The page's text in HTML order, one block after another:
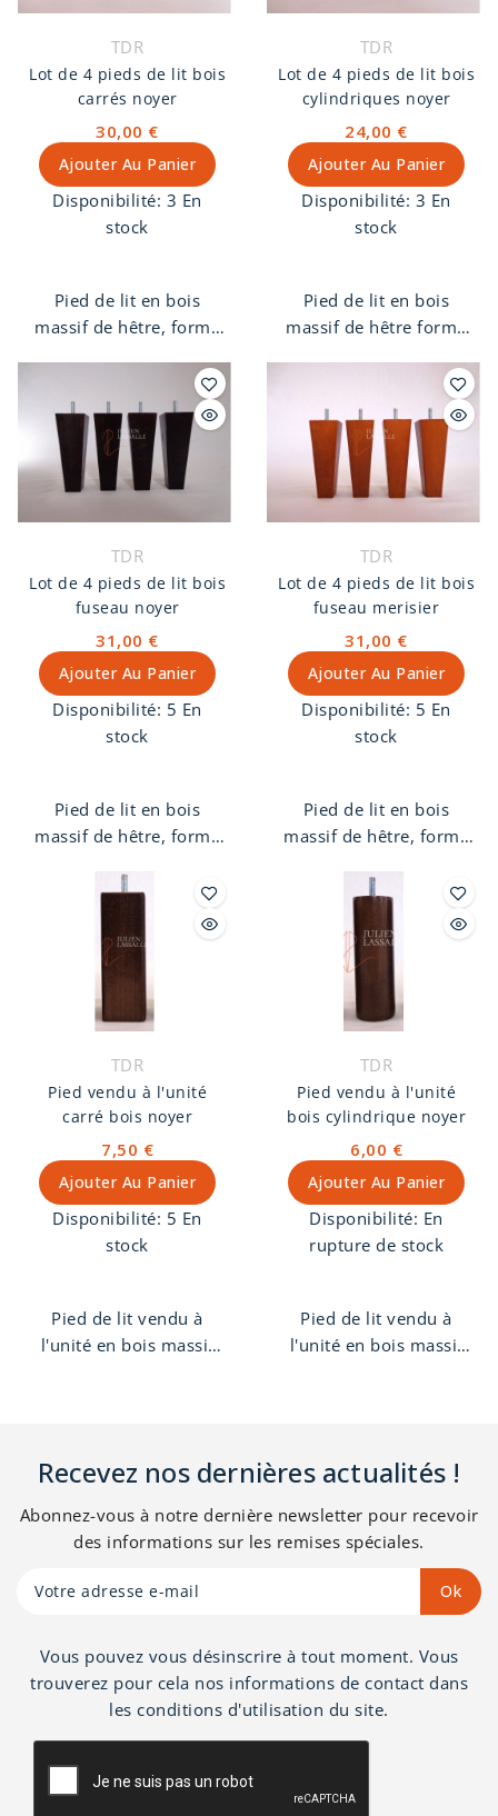
TDR
Lot de 4 pieds de lit bois
carrés noyer
30,00 €
Ajouter Au Panier
Disponibilité: 3 En
stock
Pied de lit en bois
massif de hêtre, forme
Pas de vis 8 mm.
TDR
Lot de 4 pieds de lit bois
cylindriques noyer
24,00 €
Ajouter Au Panier
Disponibilité: 3 En
stock
Pied de lit en bois
massif de hêtre forme
noyer. Pas de vis 8 mm.
TDR
Lot de 4 pieds de lit bois
fuseau noyer
31,00 €
Ajouter Au Panier
Disponibilité: 5 En
stock
Pied de lit en bois
massif de hêtre, forme
Pas de vis 8 mm.
TDR
Lot de 4 pieds de lit bois
fuseau merisier
31,00 €
Ajouter Au Panier
Disponibilité: 5 En
stock
Pied de lit en bois
massif de hêtre, forme
merisier. Pas de vis 8
TDR
Pied vendu à l'unité
carré bois noyer
7,50 €
Ajouter Au Panier
Disponibilité: 5 En
stock
Pied de lit vendu à
l'unité en bois massif
TDR
Pied vendu à l'unité
bois cylindrique noyer
6,00 €
Ajouter Au Panier
Disponibilité: En
rupture de stock
Pied de lit vendu à
l'unité en bois massif
Recevez nos dernières actualités !
Abonnez-vous à notre dernière newsletter pour recevoir
des informations sur les remises spéciales.
Vous pouvez vous désinscrire à tout moment. Vous
trouverez pour cela nos informations de contact dans
les conditions d'utilisation du site.